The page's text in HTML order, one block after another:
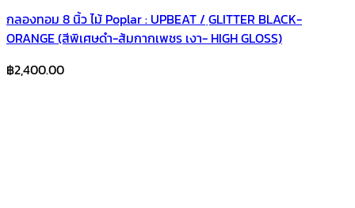
กลองทอม 8 นิ้ว ไม้ Poplar : UPBEAT / ฺGLITTER BLACK-
ORANGE (สีพิเศษดำ-ส้มกากเพชร เงา- HIGH GLOSS)
฿2,400.00